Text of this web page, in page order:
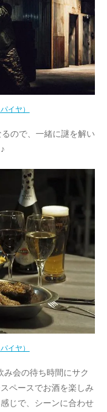
イヤ）
ので、一緒に謎を解い
イヤ）
み会の待ち時間にサク
ペースでお酒を楽しみ
じで、シーンに合わせ